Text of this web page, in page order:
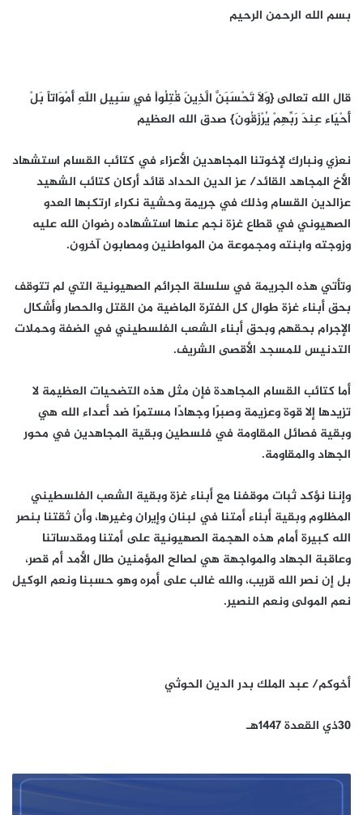
بسم الله الرحمن الرحيم
قال الله تعالى {وَلاَ تَحْسَبَنَّ الَّذِينَ قُتِلُواْ فِي سَبِيلِ اللّهِ أَمْوَاتاً بَلْ
أَحْيَاء عِندَ رَبِّهِمْ يُرْزَقُونَ} صدق الله العظيم
نعزي ونبارك لإخوتنا المجاهدين الأعزاء في كتائب القسام استشهاد
الأخ المجاهد القائد/ عز الدين الحداد قائد أركان كتائب الشهيد
عزالدين القسام وذلك في جريمة وحشية نكراء ارتكبها العدو
الصهيوني في قطاع غزة نجم عنها استشهاده رضوان الله عليه
وزوجته وابنته ومجموعة من المواطنين ومصابون آخرون.
وتأتي هذه الجريمة في سلسلة الجرائم الصهيونية التي لم تتوقف
بحق أبناء غزة طوال كل الفترة الماضية من القتل والحصار وأشكال
الإجرام بحقهم وبحق أبناء الشعب الفلسطيني في الضفة وحملات
التدنيس للمسجد الأقصى الشريف.
أما كتائب القسام المجاهدة فإن مثل هذه التضحيات العظيمة لا
تزيدها إلا قوة وعزيمة وصبرًا وجهادًا مستمرًا ضد أعداء الله هي
وبقية فصائل المقاومة في فلسطين وبقية المجاهدين في محور
الجهاد والمقاومة.
وإننا نؤكد ثبات موقفنا مع أبناء غزة وبقية الشعب الفلسطيني
المظلوم وبقية أبناء أمتنا في لبنان وإيران وغيرها، وأن ثقتنا بنصر
الله كبيرة أمام هذه الهجمة الصهيونية على أمتنا ومقدساتنا
وعاقبة الجهاد والمواجهة هي لصالح المؤمنين طال الأمد أم قصر،
بل إن نصر الله قريب، والله غالب على أمره وهو حسبنا ونعم الوكيل
نعم المولى ونعم النصير.
أخوكم/ عبد الملك بدر الدين الحوثي
30ذي القعدة 1447هـ